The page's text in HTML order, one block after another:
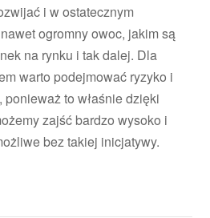
i w ostatecznym
ogromny owoc, jakim są
na rynku i tak dalej. Dla
warto podejmować ryzyko i
ponieważ to właśnie dzięki
zajść bardzo wysoko i
bez takiej inicjatywy.